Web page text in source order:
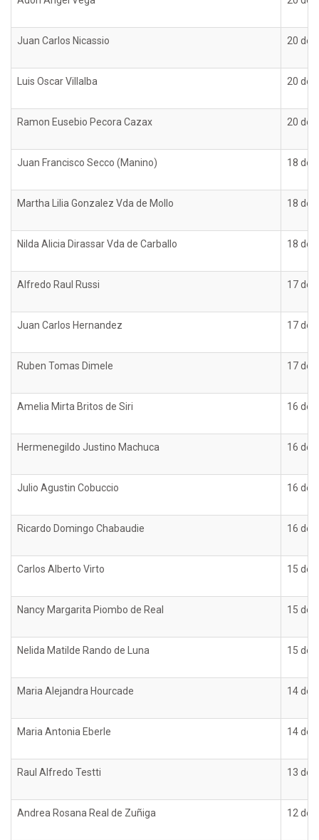
Juan Carlos Nicassio 20 de
Luis Oscar Villalba 20 de
Ramon Eusebio Pecora Cazax 20 de
Juan Francisco Secco (Manino) 18 de
Martha Lilia Gonzalez Vda de Mollo 18 de
Nilda Alicia Dirassar Vda de Carballo 18 de
Alfredo Raul Russi 17 de
Juan Carlos Hernandez 17 de
Ruben Tomas Dimele 17 de
Amelia Mirta Britos de Siri 16 de
Hermenegildo Justino Machuca 16 de
Julio Agustin Cobuccio 16 de
Ricardo Domingo Chabaudie 16 de
Carlos Alberto Virto 15 de
Nancy Margarita Piombo de Real 15 de
Nelida Matilde Rando de Luna 15 de
Maria Alejandra Hourcade 14 de
Maria Antonia Eberle 14 de
Raul Alfredo Testti 13 de
Andrea Rosana Real de Zuñiga 12 de